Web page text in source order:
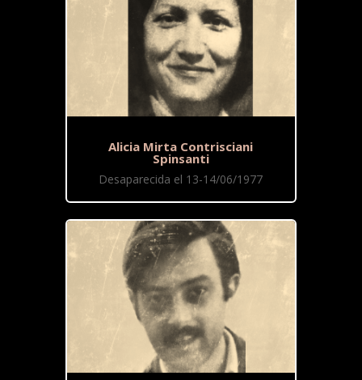
Alicia Mirta Contrisciani
Spinsanti
Desaparecida el 13-14/06/1977